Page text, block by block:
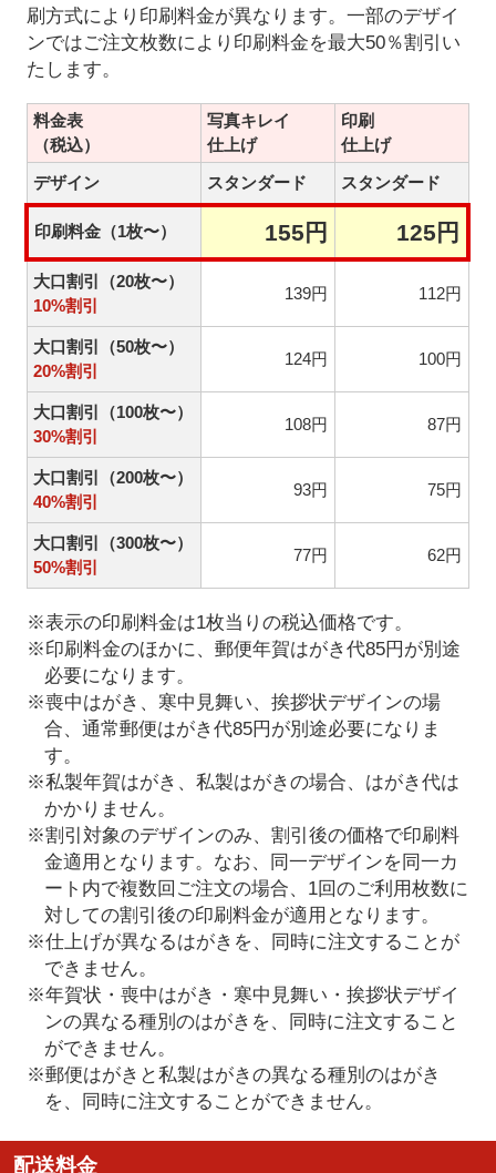
刷方式により印刷料金が異なります。一部のデザイ
ンではご注文枚数により印刷料金を最大50％割引い
たします。
料金表
（税込）
写真キレイ
仕上げ
印刷
仕上げ
デザイン
スタンダード スタンダード
印刷料金（1枚〜） 155円 125円
大口割引（20枚〜）
10%割引
139円 112円
大口割引（50枚〜）
20%割引
124円 100円
大口割引（100枚〜）
30%割引
108円 87円
大口割引（200枚〜）
40%割引
93円 75円
大口割引（300枚〜）
50%割引
77円 62円
※表示の印刷料金は1枚当りの税込価格です。
※印刷料金のほかに、郵便年賀はがき代85円が別途
必要になります。
※喪中はがき、寒中見舞い、挨拶状デザインの場
合、通常郵便はがき代85円が別途必要になりま
す。
※私製年賀はがき、私製はがきの場合、はがき代は
かかりません。
※割引対象のデザインのみ、割引後の価格で印刷料
金適用となります。なお、同一デザインを同一カ
ート内で複数回ご注文の場合、1回のご利用枚数に
対しての割引後の印刷料金が適用となります。
※仕上げが異なるはがきを、同時に注文することが
できません。
※年賀状・喪中はがき・寒中見舞い・挨拶状デザイ
ンの異なる種別のはがきを、同時に注文すること
ができません。
※郵便はがきと私製はがきの異なる種別のはがき
を、同時に注文することができません。
配送料金